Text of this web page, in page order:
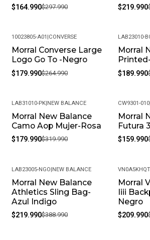
$164.990$297.990 $219.990
-32%
10023805-A01 CONVERSE
Morral Converse Large
Logo Go To -Negro
$179.990$264.990
-41%
LAB23010-
Morral
$189.990
-44%
LAB31010-PK| NEW BALANCE
Morral New Balance
Camo Aop Mujer-Rosa
$179.990$319.990
-11%
CW9301-010
Morral
Futura
$159.990
-43%
LAB23005-NGO NEW BALANCE
Morral New Balance
Athletics Sling Bag-
Azul Indigo
$219.990$388.990
-22%
Morral
Iiii
Negro
$209.990